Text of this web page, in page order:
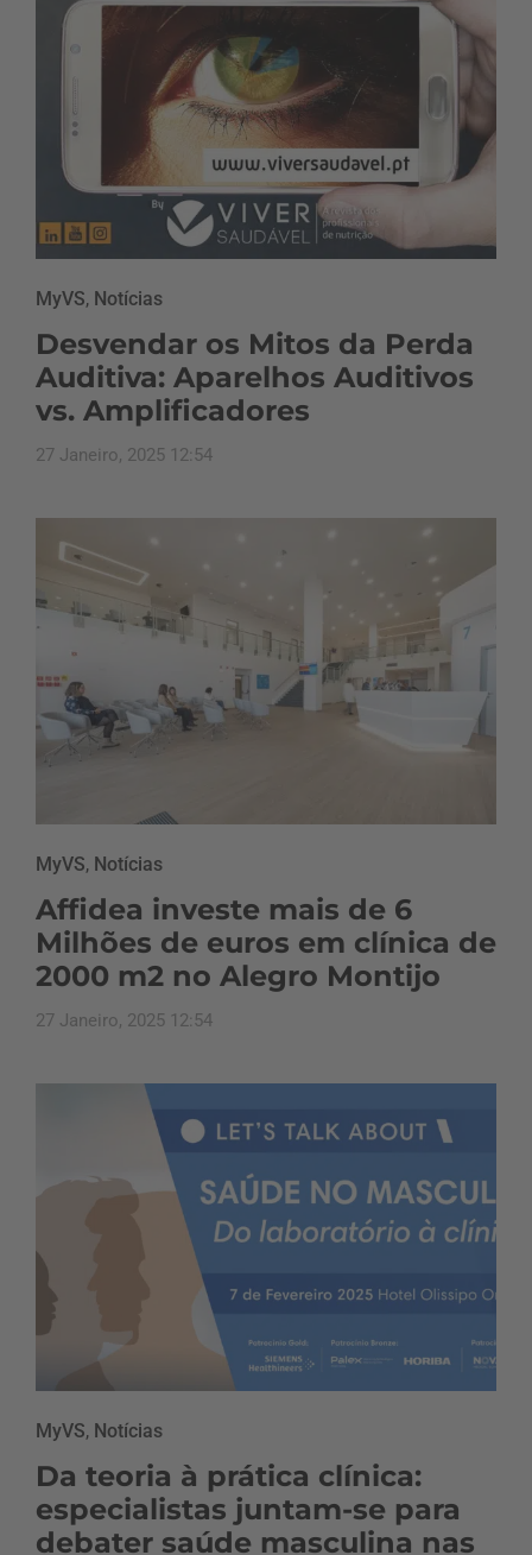
MyVS, Notícias
Desvendar os Mitos da Perda
Auditiva: Aparelhos Auditivos
vs. Amplificadores
27 Janeiro, 2025 12:54
MyVS, Notícias
Affidea investe mais de 6
Milhões de euros em clínica de
2000 m2 no Alegro Montijo
27 Janeiro, 2025 12:54
MyVS, Notícias
Da teoria à prática clínica:
especialistas juntam-se para
debater saúde masculina nas